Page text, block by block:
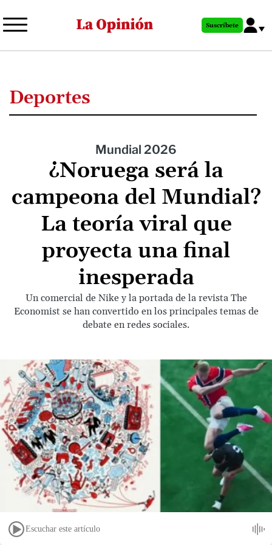
al
principal
Suscríbete
Deportes
Mundial 2026
¿Noruega será la
campeona del Mundial?
La teoría viral que
proyecta una final
inesperada
Un comercial de Nike y la portada de la revista The
Economist se han convertido en los principales temas de
debate en redes sociales.
Escuchar este artículo